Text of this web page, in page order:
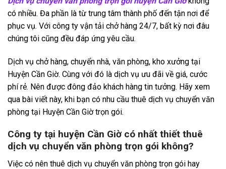
có nhiều. Đa phần là từ trung tâm thành phố đến tận nơi để
phục vụ. Với công ty vận tải chở hàng 24/7, bất kỳ nơi đâu
chúng tôi cũng đều đáp ứng yêu cầu.
Dịch vụ chở hàng, chuyển nhà, văn phòng, kho xưởng tại
Huyện Cần Giờ. Cùng với đó là dịch vụ ưu đãi về giá, cước
phí rẻ. Nên được đông đảo khách hàng tin tưởng. Hãy xem
qua bài viết này, khi bạn có nhu cầu thuê dịch vụ chuyển văn
phòng tại Huyện Cần Giờ trọn gói.
Công ty tại huyện Cần Giờ có nhất thiết thuê
dịch vụ chuyển văn phòng trọn gói không?
Việc có nên thuê dịch vụ chuyển văn phòng trọn gói hay